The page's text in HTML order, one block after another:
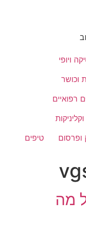
ויופי
וכושר
רפואיים
ופרסום טיפים
מה